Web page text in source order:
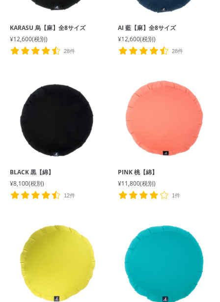
KARASU 烏【麻】全8サイズ
¥12,600(税別)
28件
AI 藍【麻】全8サイズ
¥12,600(税別)
28件
BLACK 黒【綿】
¥8,100(税別)
12件
PINK 桃【綿】
¥11,800(税別)
1件